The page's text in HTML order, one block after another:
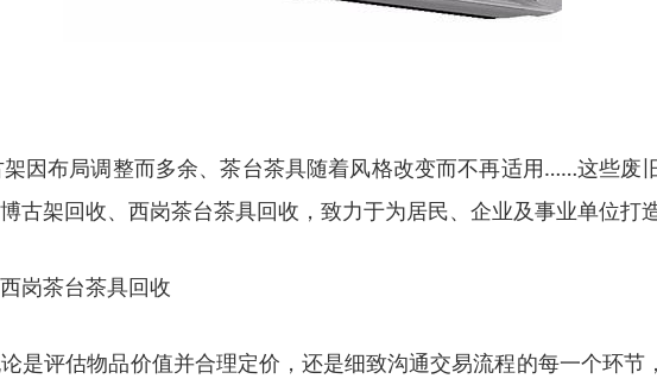
因布局调整而多余、茶台茶具随着风格改变而不再适用……这些废
架回收、西岗茶台茶具回收，致力于为居民、企业及事业单位打
岗茶台茶具回收
是评估物品价值并合理定价，还是细致沟通交易流程的每一个环